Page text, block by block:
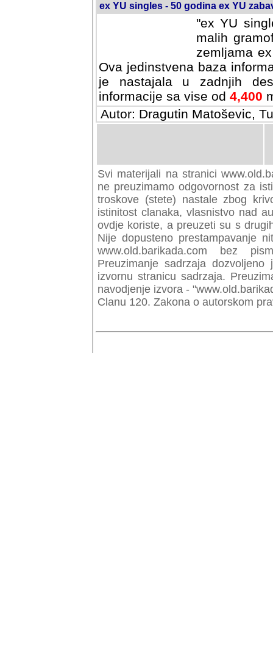
ex YU singles - 50 godina ex YU
"ex YU
malih
zemljama
Ova jedinstvena baza
je nastajala u zadnjih
informacije sa vise od 4,400
Autor: Dragutin Matoševic,
Svi materijali na stranici
preuzimamo odgovornost za
troskove (stete) nastale zbog
istinitost clanaka, vlasnistvo nad
ovdje koriste, a preuzeti su s
Nije dopusteno prestampavanje
www.old.barikada.com bez
Preuzimanje sadrzaja
izvornu stranicu sadrzaja.
navodjenje izvora -
Clanu 120. Zakona o autorskom